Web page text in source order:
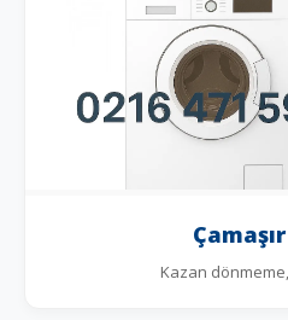
Kazan